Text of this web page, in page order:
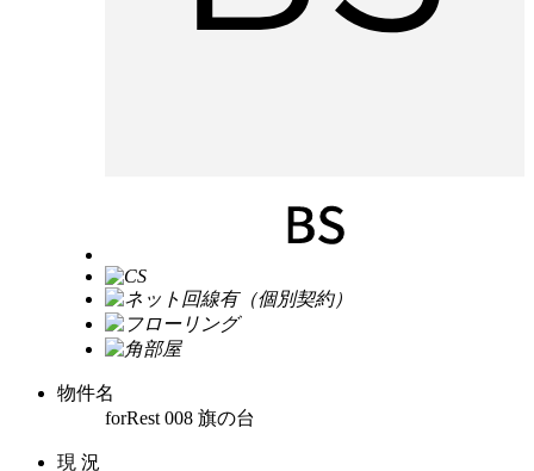
物件名
forRest 008 旗の台
現 況